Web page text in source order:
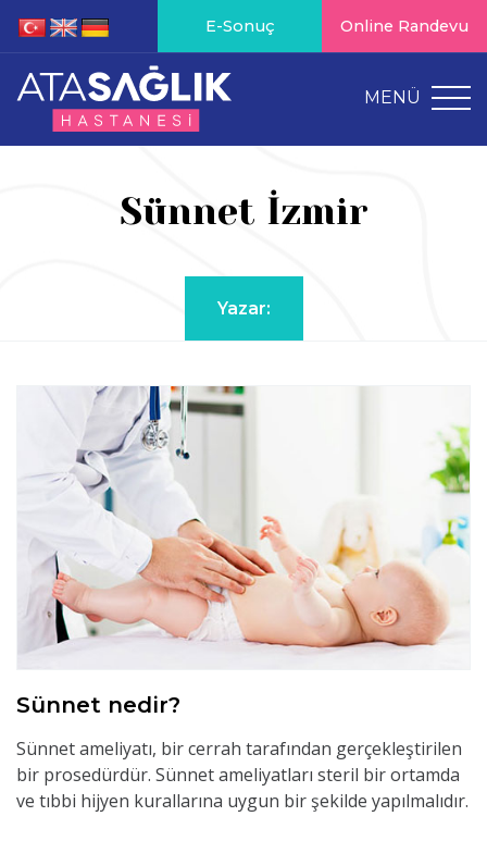
Online Randevu
E-Sonuç
MENÜ
Sünnet İzmir
Yazar:
Sünnet nedir?
Sünnet ameliyatı, bir cerrah tarafından gerçekleştirilen
bir prosedürdür. Sünnet ameliyatları steril bir ortamda
ve tıbbi hijyen kurallarına uygun bir şekilde yapılmalıdır.